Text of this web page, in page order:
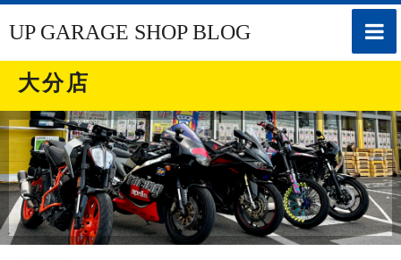
toggle
UP GARAGE SHOP BLOG
大分店